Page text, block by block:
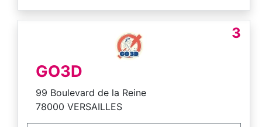
3
GO3D
99 Boulevard de la Reine
78000 VERSAILLES